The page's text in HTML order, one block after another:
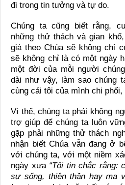
đi trong tin tưởng và tự do.
Chúng ta cũng biết rằng,
những thử thách và gian
giá theo Chúa sẽ không chỉ
sẽ không chỉ là có một ngày
một đời của mỗi người
dài như vậy, làm sao chúng
cùng cái tôi của mình chi
Vì thế, chúng ta phải không
trợ giúp để chúng ta luôn
gặp phải những thử thách
nhận biết Chúa vẫn đang ở
với chúng ta, với một niềm
ngày xưa “Tôi tin chắc rằng:
sự sống, thiên thần hay ma